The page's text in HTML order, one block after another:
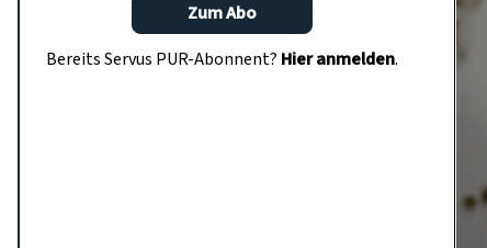
Zum Abo
Bereits Servus PUR-Abonnent? Hier anmelden.